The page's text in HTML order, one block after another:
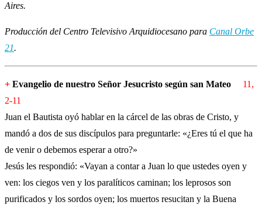
Aires.
Producción del Centro Televisivo Arquidiocesano para Canal Orbe
21.
+ Evangelio de nuestro Señor Jesucristo según san Mateo
11,
2-11
Juan el Bautista oyó hablar en la cárcel de las obras de Cristo, y
mandó a dos de sus discípulos para preguntarle: «¿Eres tú el que ha
de venir o debemos esperar a otro?»
Jesús les respondió: «Vayan a contar a Juan lo que ustedes oyen y
ven: los ciegos ven y los paralíticos caminan; los leprosos son
purificados y los sordos oyen; los muertos resucitan y la Buena